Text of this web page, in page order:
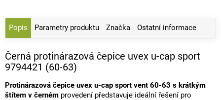
Popis Parametry produktu Značka Ostatní informace
Černá protinárazová čepice uvex u-cap sport
9794421 (60-63)
Protinárazová čepice uvex u-cap sport vent 60-63 s krátkým
štítem v černém provedení představuje ideální řešení pro